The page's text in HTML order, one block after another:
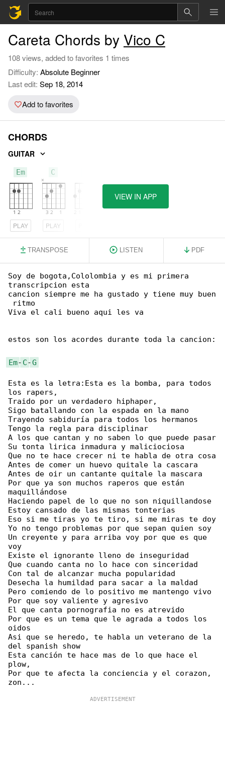
Careta Chords by Vico C
108 views, added to favorites 1 times
Difficulty: Absolute Beginner
Last edit: Sep 18, 2014
Add to favorites
CHORDS
GUITAR
Em
PLAY
C
PLAY
VIEW IN APP
TRANSPOSE LISTEN PDF
Soy de bogota,Cololombia y es mi primera
transcripcion esta
cancion siempre me ha gustado y tiene muy buen
ritmo
Viva el cali bueno aqui les va
estos son los acordes durante toda la cancion:
Em- C-G
Esta es la letra:Esta es la bomba, para todos
los rapers,
Traido por un verdadero hiphaper,
Sigo batallando con la espada en la mano
Trayendo sabiduría para todos los hermanos
Tengo la regla para disciplinar
A los que cantan y no saben lo que puede pasar
Su tonta lirica inmadura y maliciociosa
Que no te hace crecer ni te habla de otra cosa
Antes de comer un huevo quitale la cascara
Antes de oir un cantante quitale la mascara
Por que ya son muchos raperos que están
maquillándose
Haciendo papel de lo que no son niquillandose
Estoy cansado de las mismas tonterias
Eso si me tiras yo te tiro, si me miras te doy
Yo no tengo problemas por que sepan quien soy
Un creyente y para arriba voy por que es que
voy
Existe el ignorante lleno de inseguridad
Que cuando canta no lo hace con sinceridad
Con tal de alcanzar mucha popularidad
Desecha la humildad para sacar a la maldad
Pero comiendo de lo positivo me mantengo vivo
Por que soy valiente y agresivo
El que canta pornografia no es atrevido
Por que es un tema que le agrada a todos los
oidos
Asi que se heredo, te habla un veterano de la
del spanish show
Esta canción te hace mas de lo que hace el
plow,
Por que te afecta la conciencia y el corazon,